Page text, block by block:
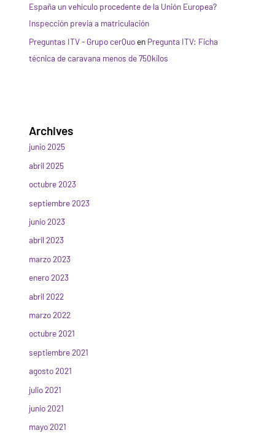
España un vehículo procedente de la Unión Europea?
Inspección previa a matriculación
Preguntas ITV - Grupo cerQuoen Pregunta ITV: Ficha
técnica de caravana menos de 750kilos
Archives
junio 2025
abril 2025
octubre 2023
septiembre 2023
junio 2023
abril 2023
marzo 2023
enero 2023
abril 2022
marzo 2022
octubre 2021
septiembre 2021
agosto 2021
julio 2021
junio 2021
mayo 2021